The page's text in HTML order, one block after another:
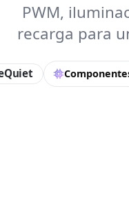
PWM,
recarga para